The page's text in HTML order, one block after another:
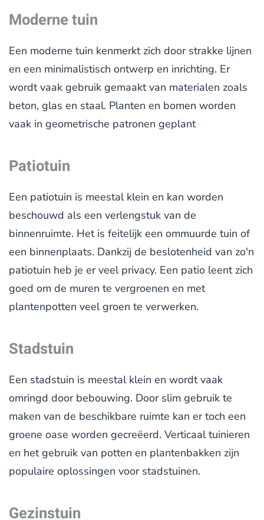
Moderne tuin
Een moderne tuin kenmerkt zich door strakke lijnen
en een minimalistisch ontwerp en inrichting. Er
wordt vaak gebruik gemaakt van materialen zoals
beton, glas en staal. Planten en bomen worden
vaak in geometrische patronen geplant
Patiotuin
Een patiotuin is meestal klein en kan worden
beschouwd als een verlengstuk van de
binnenruimte. Het is feitelijk een ommuurde tuin of
een binnenplaats. Dankzij de beslotenheid van zo'n
patiotuin heb je er veel privacy. Een patio leent zich
goed om de muren te vergroenen en met
plantenpotten veel groen te verwerken.
Stadstuin
Een stadstuin is meestal klein en wordt vaak
omringd door bebouwing. Door slim gebruik te
maken van de beschikbare ruimte kan er toch een
groene oase worden gecreëerd. Verticaal tuinieren
en het gebruik van potten en plantenbakken zijn
populaire oplossingen voor stadstuinen.
Gezinstuin